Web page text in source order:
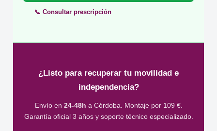
📞 Consultar prescripción
¿Listo para recuperar tu movilidad e
independencia?
Envío en 24-48h a Córdoba. Montaje por 109 €.
Garantía oficial 3 años y soporte técnico especializado.